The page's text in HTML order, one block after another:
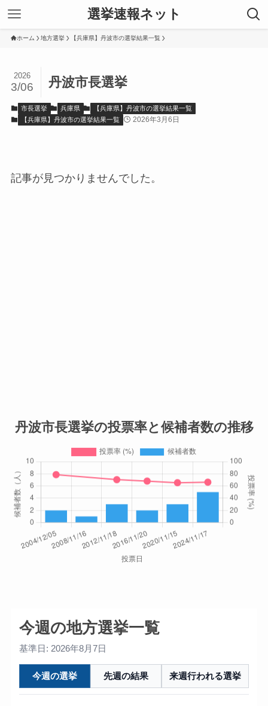
選挙速報ネット
ホーム 地方選挙 【兵庫県】丹波市の選挙結果一覧
丹波市長選挙
2026
3/06
市長選挙 兵庫県
【兵庫県】丹波市の選挙結果一覧
【兵庫県】丹波市の選挙結果一覧
2026年3月6日
記事が見つかりませんでした。
丹波市長選挙の投票率と候補者数の推移
今週の地方選挙一覧
基準日: 2026年8月7日
今週の選挙 先週の結果 来週行われる選挙